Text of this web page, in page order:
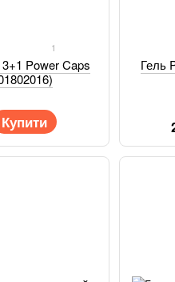
1
Power Caps
Купити
Гель